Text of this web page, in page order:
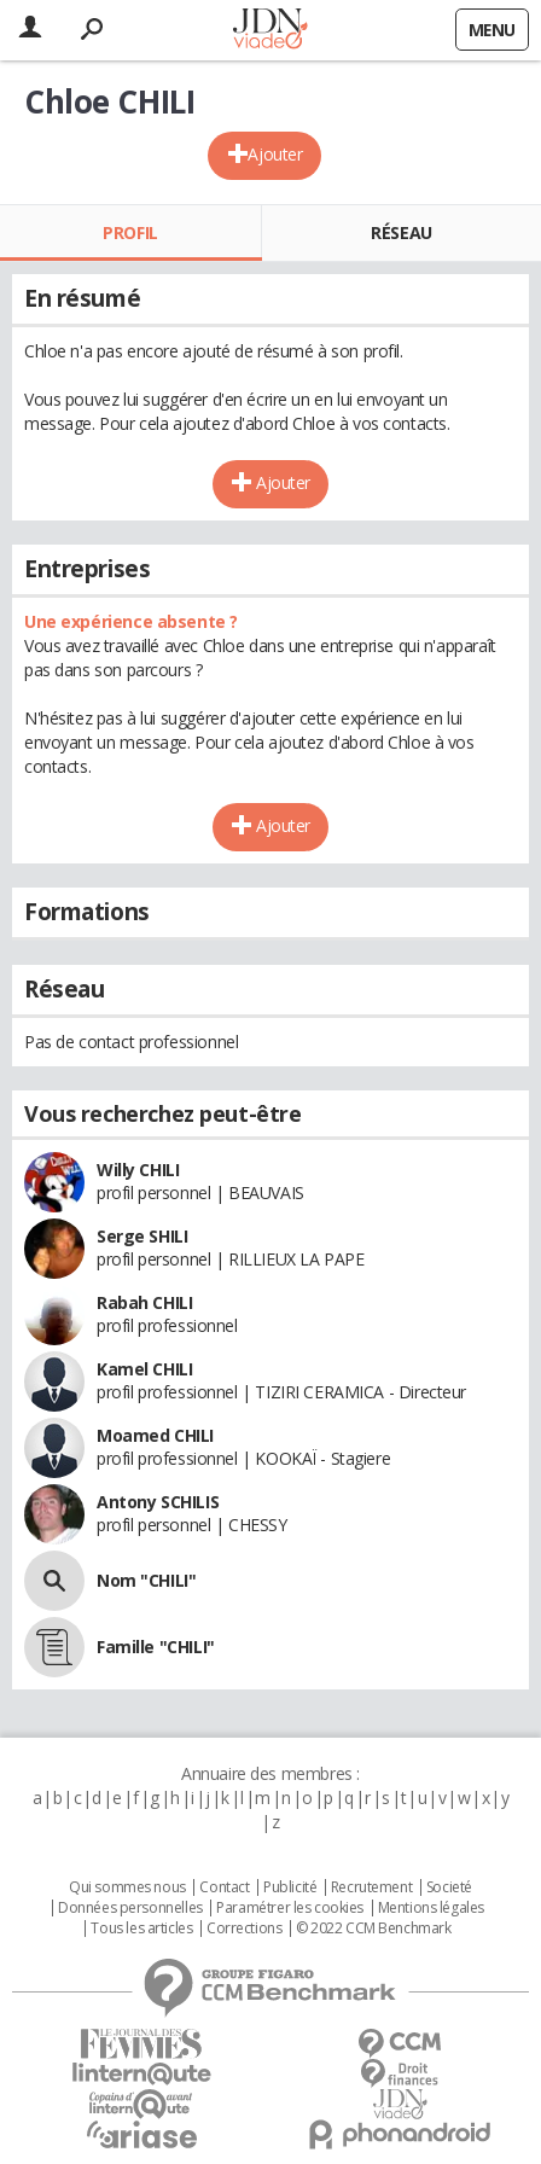
MENU
Ajouter
Chloe CHILI
PROFIL RÉSEAU
En résumé
Chloe n'a pas encore ajouté de résumé à son profil.
Vous pouvez lui suggérer d'en écrire un en lui envoyant un
message. Pour cela ajoutez d'abord Chloe à vos contacts.
Ajouter
Entreprises
Une expérience absente ?
Vous avez travaillé avec Chloe dans une entreprise qui n'apparaît
pas dans son parcours ?
N'hésitez pas à lui suggérer d'ajouter cette expérience en lui
envoyant un message. Pour cela ajoutez d'abord Chloe à vos
contacts.
Ajouter
Formations
Réseau
Pas de contact professionnel
Vous recherchez peut-être
Willy CHILI
profil personnel | BEAUVAIS
Serge SHILI
profil personnel | RILLIEUX LA PAPE
Rabah CHILI
profil professionnel
Kamel CHILI
profil professionnel | TIZIRI CERAMICA - Directeur
Moamed CHILI
profil professionnel | KOOKAÏ - Stagiere
Antony SCHILIS
profil personnel | CHESSY
Nom "CHILI"
Famille "CHILI"
Annuaire des membres :
a b c d e f g h i j k l m n o p q r s t u v w x y
z
Qui sommes nous Contact Publicité Recrutement
Societé
Données personnelles
Paramétrer les cookies
Mentions légales
Tous les articles
Corrections © 2022 CCM Benchmark